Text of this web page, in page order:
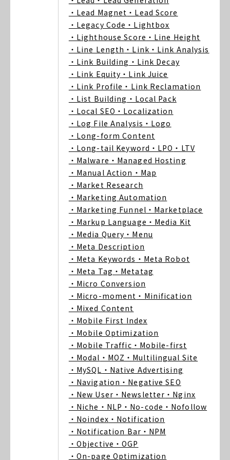
・Lead Magnet ・Lead Score
・Legacy Code ・Lightbox
・Lighthouse Score ・Line Height
・Line Length ・Link ・Link Analysis
・Link Building ・Link Decay
・Link Equity ・Link Juice
・Link Profile ・Link Reclamation
・List Building ・Local Pack
・Local SEO ・Localization
・Log File Analysis ・Logo
・Long-form Content
・Long-tail Keyword ・LPO ・LTV
・Malware ・Managed Hosting
・Manual Action ・Map
・Market Research
・Marketing Automation
・Marketing Funnel ・Marketplace
・Markup Language ・Media Kit
・Media Query ・Menu
・Meta Description
・Meta Keywords ・Meta Robot
・Meta Tag ・Metatag
・Micro Conversion
・Micro-moment ・Minification
・Mixed Content
・Mobile First Index
・Mobile Optimization
・Mobile Traffic ・Mobile-first
・Modal ・MOZ ・Multilingual Site
・MySQL ・Native Advertising
・Navigation ・Negative SEO
・New User ・Newsletter ・Nginx
・Niche ・NLP ・No-code ・Nofollow
・Noindex ・Notification
・Notification Bar ・NPM
・Objective ・OGP
・On-page Optimization